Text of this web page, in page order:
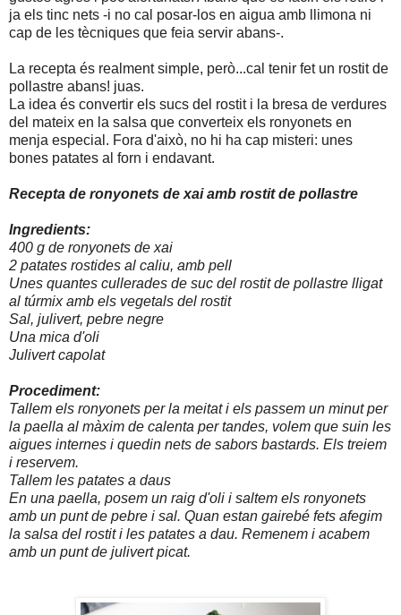
ja els tinc nets -i no cal posar-los en aigua amb llimona ni
cap de les tècniques que feia servir abans-.
La recepta és realment simple, però...cal tenir fet un rostit de
pollastre abans! juas.
La idea és convertir els sucs del rostit i la bresa de verdures
del mateix en la salsa que converteix els ronyonets en
menja especial. Fora d'això, no hi ha cap misteri: unes
bones patates al forn i endavant.
Recepta de ronyonets de xai amb rostit de pollastre
Ingredients:
400 g de ronyonets de xai
2 patates rostides al caliu, amb pell
Unes quantes cullerades de suc del rostit de pollastre lligat
al túrmix amb els vegetals del rostit
Sal, julivert, pebre negre
Una mica d'oli
Julivert capolat
Procediment:
Tallem els ronyonets per la meitat i els passem un minut per
la paella al màxim de calenta per tandes, volem que suin les
aigues internes i quedin nets de sabors bastards. Els treiem
i reservem.
Tallem les patates a daus
En una paella, posem un raig d'oli i saltem els ronyonets
amb un punt de pebre i sal. Quan estan gairebé fets afegim
la salsa del rostit i les patates a dau. Remenem i acabem
amb un punt de julivert picat.